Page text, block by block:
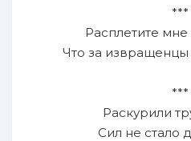
***
Расплетите
Что за
***
Раскурили
Сил не стало